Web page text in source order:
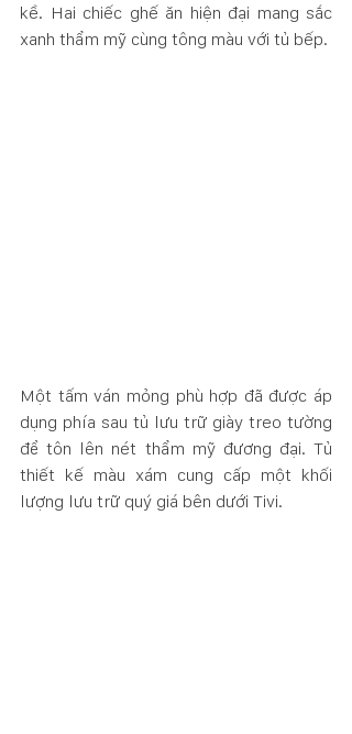
kề. Hai chiếc ghế ăn hiện đại mang sắc
xanh thẩm mỹ cùng tông màu với tủ bếp.
Một tấm ván mỏng phù hợp đã được áp
dụng phía sau tủ lưu trữ giày treo tường
để tôn lên nét thẩm mỹ đương đại. Tủ
thiết kế màu xám cung cấp một khối
lượng lưu trữ quý giá bên dưới Tivi.